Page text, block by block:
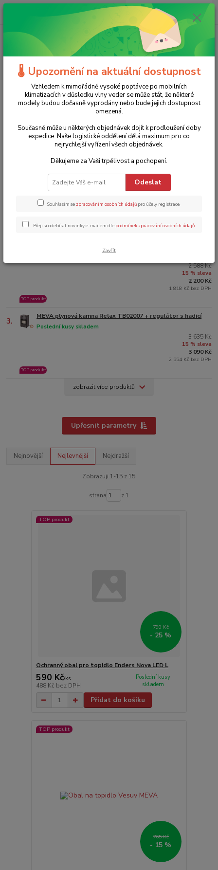
(Po-Ne, 8-20 hod.)
ks
0 Kč
Značky Meva
Meva
Nejprodávanější
Skladem 3 ks a více
6 851 Kč bez DPH
TOP produkt
2 588 Kč
15 % sleva
2 200 Kč
1 818 Kč bez DPH
3. MEVA plynová kamna Relax TB02007 + regulátor s hadicí
Poslední kusy skladem
TOP produkt
3 635 Kč
15 % sleva
3 090 Kč
2 554 Kč bez DPH
zobrazit více produktů
Upřesnit parametry
Nejnovější Nejlevnější Nejdražší
Zobrazuji 1-15 z 15
strana z 1
TOP produkt
790 Kč
- 25 %
Ochranný obal pro topidlo Enders Nova LED L
590 Kč/ks
488 Kč bez DPH
Poslední kusy
skladem
Přidat do košíku
TOP produkt
765 Kč
- 15 %
🌡️ Upozornění na aktuální dostupnost
Vzhledem k mimořádně vysoké poptávce po mobilních
klimatizacích v důsledku vlny veder se může stát, že některé
modely budou dočasně vyprodány nebo bude jejich dostupnost
omezená.
Současně může u některých objednávek dojít k prodloužení doby
expedice. Naše logistické oddělení dělá maximum pro co
nejrychlejší vyřízení všech objednávek.
Děkujeme za Vaši trpělivost a pochopení.
Odeslat
Souhlasím se zpracováním osobních údajů pro účely registrace.
Přeji si odebírat novinky e-mailem dle podmínek zpracování osobních údajů
Zavřít